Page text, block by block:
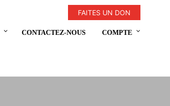
FAITES UN DON
CONTACTEZ-NOUS COMPTE